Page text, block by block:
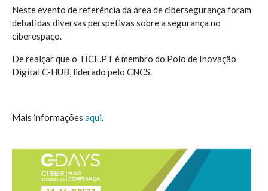
Neste evento de referência da área de cibersegurança foram
debatidas diversas perspetivas sobre a segurança no
ciberespaço.
De realçar que o TICE.PT é membro do Polo de Inovação
Digital C-HUB, liderado pelo CNCS.
Mais informações aqui